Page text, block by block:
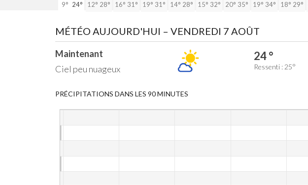
9° 24° 12° 28° 16° 31° 19° 31° 14° 28° 15° 32° 20° 35° 19° 34° 18° 29°
MÉTÉO AUJOURD'HUI – VENDREDI 7 AOÛT
Maintenant
Ciel peu nuageux
24 °
Ressenti : 25°
PRÉCIPITATIONS DANS LES 90 MINUTES